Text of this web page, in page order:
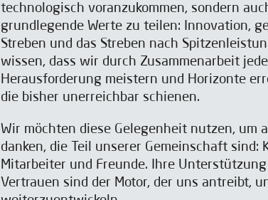
technologisch voranzukommen, sondern
grundlegende Werte zu teilen: Innovation,
Streben und das Streben nach
wissen, dass wir durch Zusammenarbeit jede
Herausforderung meistern und Horizonte
die bisher unerreichbar schienen.
Wir möchten diese Gelegenheit nutzen, um
danken, die Teil unserer Gemeinschaft sind:
Mitarbeiter und Freunde. Ihre
Vertrauen sind der Motor, der uns antreibt,